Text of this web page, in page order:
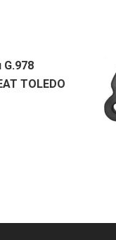
TOLEDO